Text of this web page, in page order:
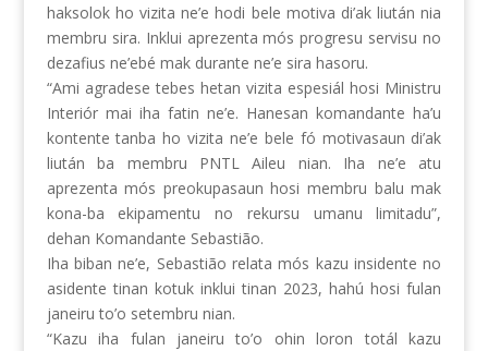
haksolok ho vizita ne’e hodi bele motiva di’ak liután nia
membru sira. Inklui aprezenta mós progresu servisu no
dezafius ne’ebé mak durante ne’e sira hasoru.
“Ami agradese tebes hetan vizita espesiál hosi Ministru
Interiór mai iha fatin ne’e. Hanesan komandante ha’u
kontente tanba ho vizita ne’e bele fó motivasaun di’ak
liután ba membru PNTL Aileu nian. Iha ne’e atu
aprezenta mós preokupasaun hosi membru balu mak
kona-ba ekipamentu no rekursu umanu limitadu”,
dehan Komandante Sebastião.
Iha biban ne’e, Sebastião relata mós kazu insidente no
asidente tinan kotuk inklui tinan 2023, hahú hosi fulan
janeiru to’o setembru nian.
“Kazu iha fulan janeiru to’o ohin loron totál kazu